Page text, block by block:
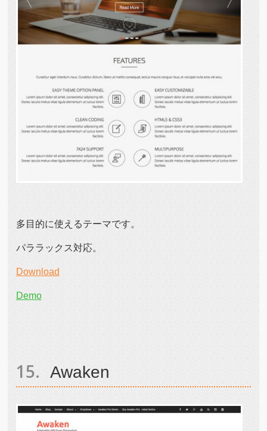
多目的に使えるテーマです。
パララックス対応。
Download
Demo
Awaken